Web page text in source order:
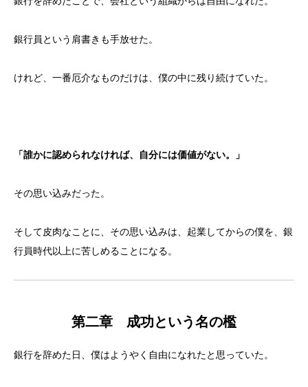
銀行員という肩書きも手放せた。
けれど、一番厄介なものだけは、僕の中に残り続けていた。
「誰かに認められなければ、自分には価値がない。」
その思い込みだった。
そして皮肉なことに、その思い込みは、起業してからの僕を、銀
行員時代以上に苦しめることになる。
第二章 成功という名の檻
銀行を辞めた日、僕はようやく自由になれたと思っていた。